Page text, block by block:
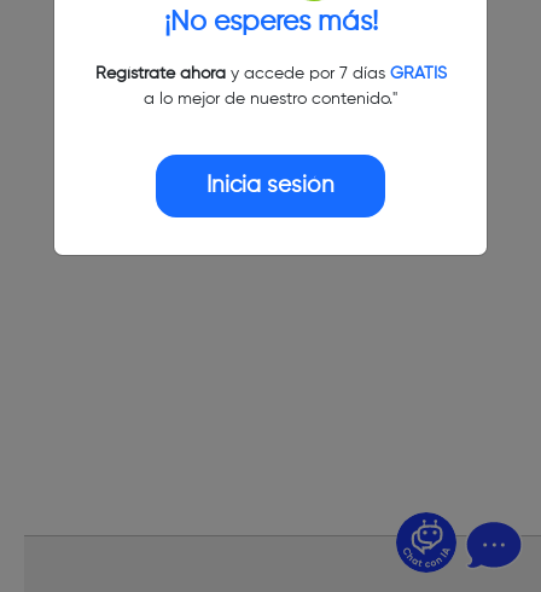
¡No esperes más!
Regístrate ahoray accede por 7 días GRATIS
a lo mejor de nuestro contenido."
Inicia sesión